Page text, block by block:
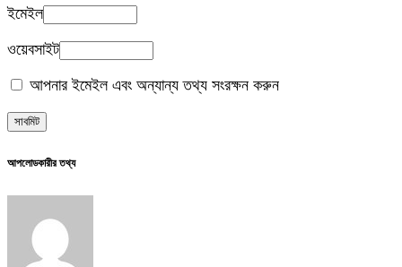
ইমেইল
ওয়েবসাইট
আপনার ইমেইল এবং অন্যান্য তথ্য সংরক্ষন করুন
আপলোডকারীর তথ্য